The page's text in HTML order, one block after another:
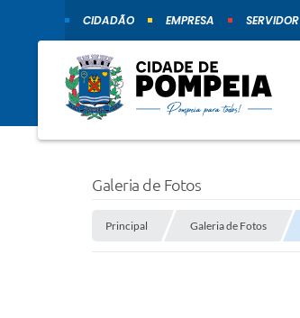
CIDADÃO EMPRESA SERVIDOR
Galeria de Fotos
Principal Galeria de Fotos